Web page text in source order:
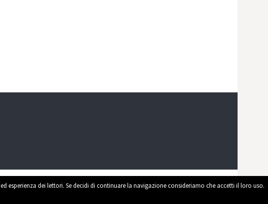
Powered by WordPress | Theme byThemehaus
esperienza dei lettori. Se decidi di continuare la navigazione consideriamo che accetti il loro uso.